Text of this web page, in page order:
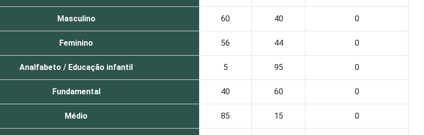
Masculino 60 40 0
Feminino 56 44 0
Analfabeto / Educação infantil 5 95 0
Fundamental 40 60 0
Médio 85 15 0